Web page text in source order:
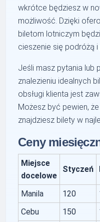
wkrótce będziesz w
możliwość. Dzięki
biletom lotniczym
cieszenie się podróżą
Jeśli masz pytania lub
znalezieniu idealnych
obsługi klienta jest
Możesz być pewien,
znajdziesz bilety w
Ceny
Miejsce
docelowe
Styczeń
Manila 120
Cebu
150